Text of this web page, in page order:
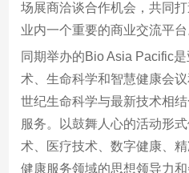
场展商洽谈合作机会，共同
业内一个重要的商业交流平台
同期举办的Bio Asia Pacific
术、生命科学和智慧健康会
世纪生命科学与最新技术相
服务。以鼓舞人心的活动形
术、医疗技术、数字健康、
健康服务领域的思想领导力和